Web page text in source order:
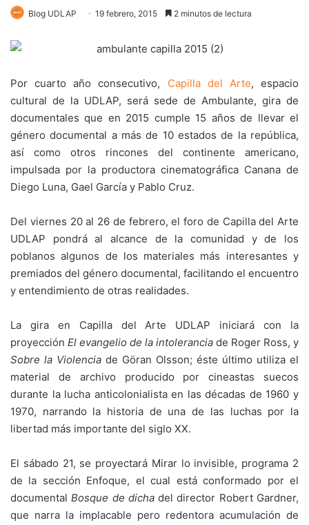
Blog UDLAP 19 febrero, 2015 2 minutos de lectura
Por cuarto año consecutivo, Capilla del Arte, espacio
cultural de la UDLAP, será sede de Ambulante, gira de
documentales que en 2015 cumple 15 años de llevar el
género documental a más de 10 estados de la república,
así como otros rincones del continente americano,
impulsada por la productora cinematográfica Canana de
Diego Luna, Gael García y Pablo Cruz.
Del viernes 20 al 26 de febrero, el foro de Capilla del Arte
UDLAP pondrá al alcance de la comunidad y de los
poblanos algunos de los materiales más interesantes y
premiados del género documental, facilitando el encuentro
y entendimiento de otras realidades.
La gira en Capilla del Arte UDLAP iniciará con la
proyección El evangelio de la intolerancia de Roger Ross, y
Sobre la Violencia de Göran Olsson; éste último utiliza el
material de archivo producido por cineastas suecos
durante la lucha anticolonialista en las décadas de 1960 y
1970, narrando la historia de una de las luchas por la
libertad más importante del siglo XX.
El sábado 21, se proyectará Mirar lo invisible, programa 2
de la sección Enfoque, el cual está conformado por el
documentalBosque de dichadel director Robert Gardner,
que narra la implacable pero redentora acumulación de